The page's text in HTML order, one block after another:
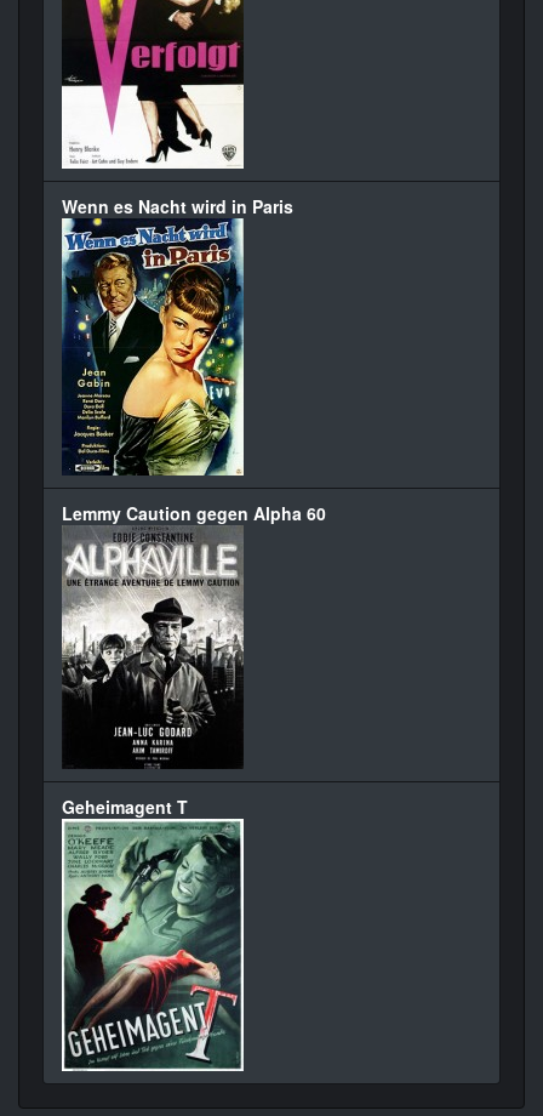
Wenn es Nacht wird in Paris
Lemmy Caution gegen Alpha 60
Geheimagent T